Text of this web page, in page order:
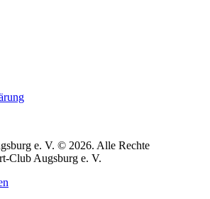
© 2026. Alle Rechte
Club Augsburg e. V.